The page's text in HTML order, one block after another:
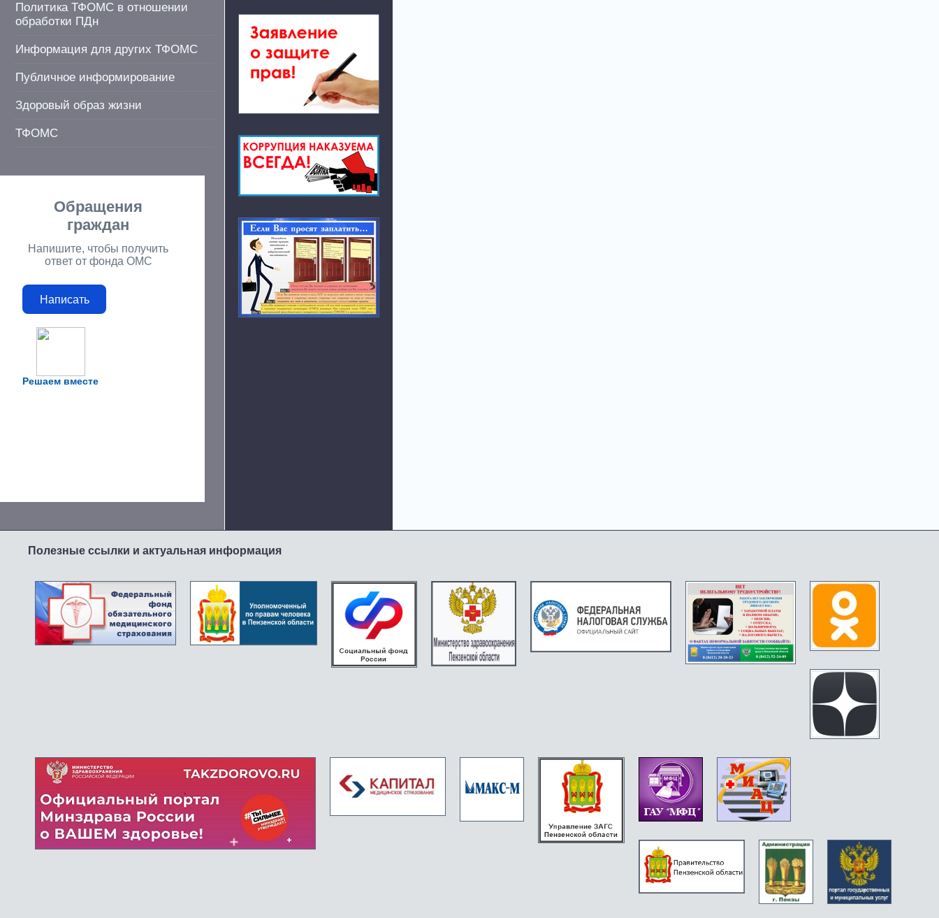
Политика ТФОМС в отношении
обработки ПДн
Информация для других ТФОМС
Публичное информирование
Здоровый образ жизни
ТФОМС
Решаем вместе
Обращения
граждан
Напишите, чтобы получить
ответ от фонда ОМС
Написать
Полезные ссылки и актуальная информация